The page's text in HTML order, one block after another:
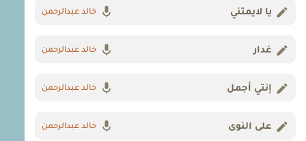
يا لايمتني خالد عبدالرحمن
غدار خالد عبدالرحمن
إنتي أجمل خالد عبدالرحمن
على النوى خالد عبدالرحمن